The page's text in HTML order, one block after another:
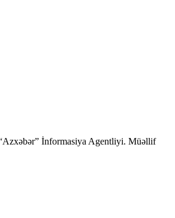
İnformasiya Agentliyi. Müəllif